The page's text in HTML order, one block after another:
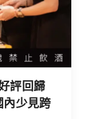
評回歸
內少見跨